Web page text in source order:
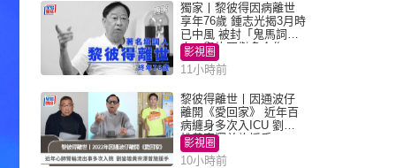
獨家丨黎彼得因病離世
享年76歲 鍾志光揭3月時
已中風 被封「鬼馬詞
人」與許冠傑多合作
影視圈
11小時前
黎彼得離世丨因通波仔
離開《愛回家》 近年百
病纏身多次入ICU 劉鑾
雄黃宗澤曾施援手
影視圈
10小時前